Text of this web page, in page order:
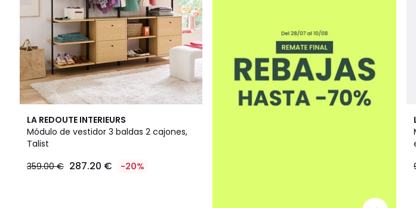
LA REDOUTE INTERIEURS
Módulo de vestidor 3 baldas 2 cajones,
Talist
359.00 € 287.20 € -20%